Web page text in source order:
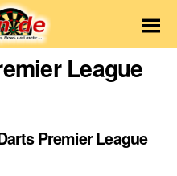
Dartn.de League
Premier League